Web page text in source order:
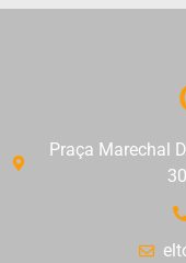
Praça Marechal